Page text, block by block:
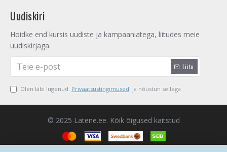
Uudiskiri
Hoidke end kursis uudiste ja kampaaniatega, liitudes meie
uudiskirjaga.
Liitu
Olen läbi lugenud Privaatsustingimused ja nõustun sellega
© 2025 Latene.ee. Kõik õigused kaitstud